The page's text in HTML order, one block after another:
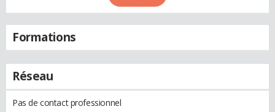
Formations
Réseau
Pas de contact professionnel